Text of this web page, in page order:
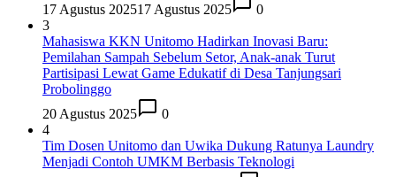
17 Agustus 202517 Agustus 2025
0
3
Mahasiswa KKN Unitomo Hadirkan Inovasi Baru:
Pemilahan Sampah Sebelum Setor, Anak-anak Turut
Partisipasi Lewat Game Edukatif di Desa Tanjungsari
Probolinggo
20 Agustus 2025
0
4
Tim Dosen Unitomo dan Uwika Dukung Ratunya Laundry
Menjadi Contoh UMKM Berbasis Teknologi